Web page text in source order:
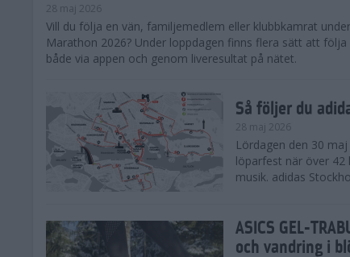
28 maj 2026
​Vill du följa en vän, familjemedlem eller klubbkamrat
Marathon 2026? Under loppdagen finns flera sätt att följa
både via appen och genom liveresultat på nätet.
Så följer du
28 maj 2026
Lördagen den 30
löparfest när över
musik. adidas
ASICS GEL-
och vandring i